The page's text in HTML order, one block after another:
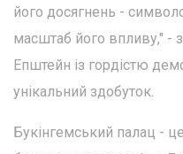
його досягнень -
масштаб його впливу," -
Епштейн із гордістю
унікальний здобуток.
Букінгемський палац -